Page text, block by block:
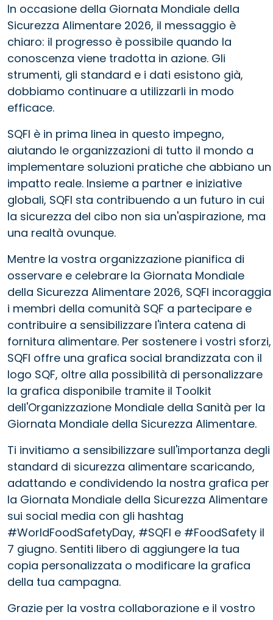
In occasione della Giornata Mondiale della
Sicurezza Alimentare 2026, il messaggio è
chiaro: il progresso è possibile quando la
conoscenza viene tradotta in azione. Gli
strumenti, gli standard e i dati esistono già,
dobbiamo continuare a utilizzarli in modo
efficace.
SQFI è in prima linea in questo impegno,
aiutando le organizzazioni di tutto il mondo a
implementare soluzioni pratiche che abbiano un
impatto reale. Insieme a partner e iniziative
globali, SQFI sta contribuendo a un futuro in cui
la sicurezza del cibo non sia un'aspirazione, ma
una realtà ovunque.
Mentre la vostra organizzazione pianifica di
osservare e celebrare la Giornata Mondiale
della Sicurezza Alimentare 2026, SQFI incoraggia
i membri della comunità SQF a partecipare e
contribuire a sensibilizzare l'intera catena di
fornitura alimentare. Per sostenere i vostri sforzi,
SQFI offre una grafica social brandizzata con il
logo SQF, oltre alla possibilità di personalizzare
la grafica disponibile tramite il Toolkit
dell'Organizzazione Mondiale della Sanità per la
Giornata Mondiale della Sicurezza Alimentare.
Ti invitiamo a sensibilizzare sull'importanza degli
standard di sicurezza alimentare scaricando,
adattando e condividendo la nostra grafica per
la Giornata Mondiale della Sicurezza Alimentare
sui social media con gli hashtag
#WorldFoodSafetyDay, #SQFI e #FoodSafety il
7 giugno. Sentiti libero di aggiungere la tua
copia personalizzata o modificare la grafica
della tua campagna.
Grazie per la vostra collaborazione e il vostro